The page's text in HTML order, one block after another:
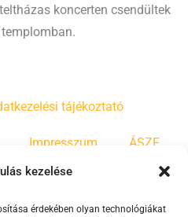
kezelése
érdekében olyan technológiákat
koncerten csendültek
tájékoztató
Impresszum ÁSZF
szabályzat